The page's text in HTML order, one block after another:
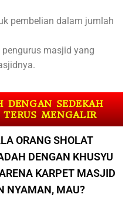
pembelian dalam jumlah
masjid yang
DENGAN SEDEKAH
MENGALIR
ORANG SHOLAT
DENGAN KHUSYU
KARPET MASJID
NYAMAN, MAU?